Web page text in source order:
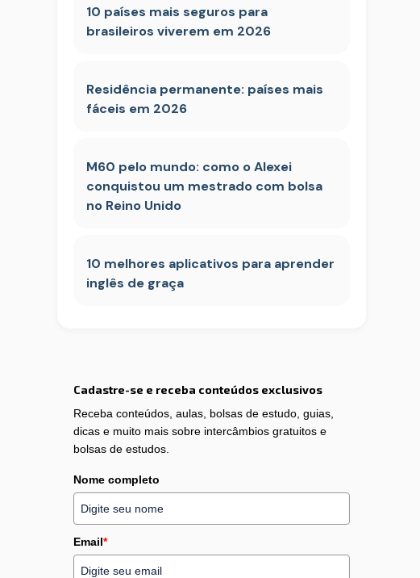
10 países mais seguros para
brasileiros viverem em 2026
Residência permanente: países mais
fáceis em 2026
M60 pelo mundo: como o Alexei
conquistou um mestrado com bolsa
no Reino Unido
10 melhores aplicativos para aprender
inglês de graça
Cadastre-se e receba conteúdos exclusivos
Receba conteúdos, aulas, bolsas de estudo, guias,
dicas e muito mais sobre intercâmbios gratuitos e
bolsas de estudos.
Nome completo
Email*